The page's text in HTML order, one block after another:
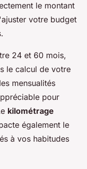
le montant
votre budget
24 et 60 mois,
le calcul de votre
mensualités
pour
kilométrage
également le
à vos habitudes